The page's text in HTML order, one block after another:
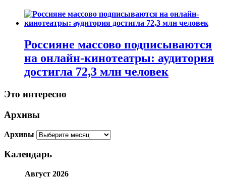
Россияне массово подписываются
на онлайн-кинотеатры: аудитория
достигла 72,3 млн человек
Это интересно
Архивы
Архивы
Календарь
Август 2026